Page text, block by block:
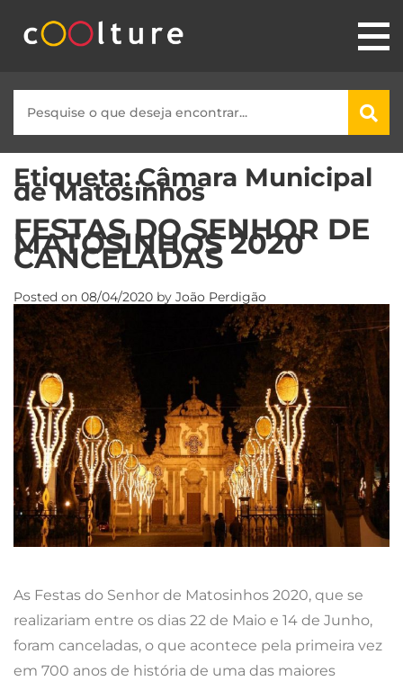
Etiqueta:Câmara Municipal
de Matosinhos
FESTAS DO SENHOR DE
MATOSINHOS 2020
CANCELADAS
Posted on 08/04/2020 by João Perdigão
As Festas do Senhor de Matosinhos 2020, que se
realizariam entre os dias 22 de Maio e 14 de Junho,
foram canceladas, o que acontece pela primeira vez
em 700 anos de história de uma das maiores